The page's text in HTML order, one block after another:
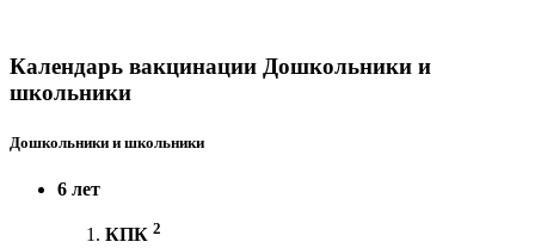
Календарь вакцинации Дошкольники и
школьники
Дошкольники и школьники
6 лет
КПК 2